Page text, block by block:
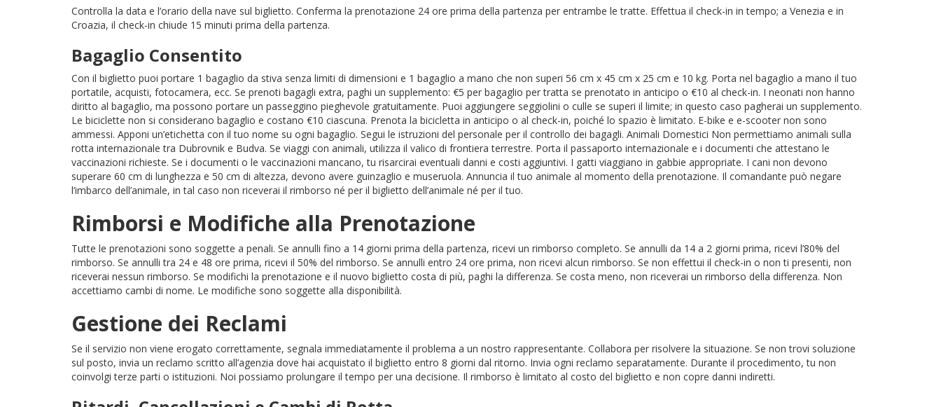
Controlla la data e l’orario della nave sul biglietto. Conferma la prenotazione 24 ore prima della partenza per entrambe le tratte. Effettua il check-in in tempo; a Venezia e in
Croazia, il check-in chiude 15 minuti prima della partenza.
Bagaglio Consentito
Con il biglietto puoi portare 1 bagaglio da stiva senza limiti di dimensioni e 1 bagaglio a mano che non superi 56 cm x 45 cm x 25 cm e 10 kg. Porta nel bagaglio a mano il tuo
portatile, acquisti, fotocamera, ecc. Se prenoti bagagli extra, paghi un supplemento: €5 per bagaglio per tratta se prenotato in anticipo o €10 al check-in. I neonati non hanno
diritto al bagaglio, ma possono portare un passeggino pieghevole gratuitamente. Puoi aggiungere seggiolini o culle se superi il limite; in questo caso pagherai un supplemento.
Le biciclette non si considerano bagaglio e costano €10 ciascuna. Prenota la bicicletta in anticipo o al check-in, poiché lo spazio è limitato. E-bike e e-scooter non sono
ammessi. Apponi un’etichetta con il tuo nome su ogni bagaglio. Segui le istruzioni del personale per il controllo dei bagagli. Animali Domestici Non permettiamo animali sulla
rotta internazionale tra Dubrovnik e Budva. Se viaggi con animali, utilizza il valico di frontiera terrestre. Porta il passaporto internazionale e i documenti che attestano le
vaccinazioni richieste. Se i documenti o le vaccinazioni mancano, tu risarcirai eventuali danni e costi aggiuntivi. I gatti viaggiano in gabbie appropriate. I cani non devono
superare 60 cm di lunghezza e 50 cm di altezza, devono avere guinzaglio e museruola. Annuncia il tuo animale al momento della prenotazione. Il comandante può negare
l’imbarco dell’animale, in tal caso non riceverai il rimborso né per il biglietto dell’animale né per il tuo.
Rimborsi e Modifiche alla Prenotazione
Tutte le prenotazioni sono soggette a penali. Se annulli fino a 14 giorni prima della partenza, ricevi un rimborso completo. Se annulli da 14 a 2 giorni prima, ricevi l’80% del
rimborso. Se annulli tra 24 e 48 ore prima, ricevi il 50% del rimborso. Se annulli entro 24 ore prima, non ricevi alcun rimborso. Se non effettui il check-in o non ti presenti, non
riceverai nessun rimborso. Se modifichi la prenotazione e il nuovo biglietto costa di più, paghi la differenza. Se costa meno, non riceverai un rimborso della differenza. Non
accettiamo cambi di nome. Le modifiche sono soggette alla disponibilità.
Gestione dei Reclami
Se il servizio non viene erogato correttamente, segnala immediatamente il problema a un nostro rappresentante. Collabora per risolvere la situazione. Se non trovi soluzione
sul posto, invia un reclamo scritto all’agenzia dove hai acquistato il biglietto entro 8 giorni dal ritorno. Invia ogni reclamo separatamente. Durante il procedimento, tu non
coinvolgi terze parti o istituzioni. Noi possiamo prolungare il tempo per una decisione. Il rimborso è limitato al costo del biglietto e non copre danni indiretti.